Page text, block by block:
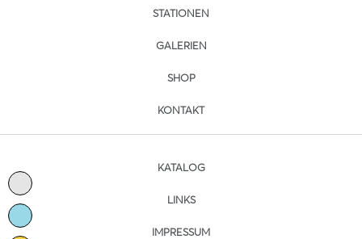
STATIONEN
GALERIEN
SHOP
KONTAKT
KATALOG
LINKS
IMPRESSUM